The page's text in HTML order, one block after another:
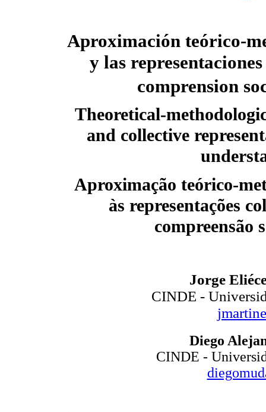
Aproximación teórico-
y las
comprension
Theoretical-
and collective
Aproximação teórico-
às representações
compreensão
Jorge
CINDE -
Diego
CINDE -